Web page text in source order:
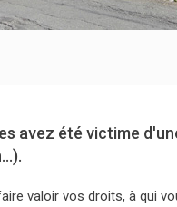
avez été victime
valoir vos droits, à qui